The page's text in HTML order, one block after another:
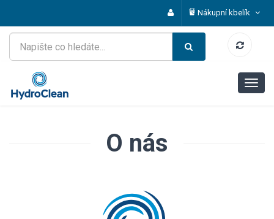
Nákupní kbelík
O nás